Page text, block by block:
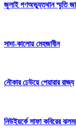
জুলাই গণঅভ্যুত্থান স্মৃতি
সাদা-কালোয় মেহজাবীন
নৌকার ঢেউয়ে পেয়ারার রাজ্য
নিউইয়র্কে সাফা কবিরের